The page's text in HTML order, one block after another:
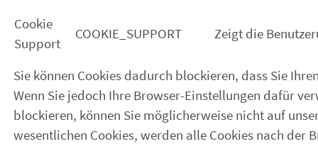
Cookie
Support
COOKIE_SUPPORT Zeigt die
Sie können Cookies dadurch blockieren, dass Sie
Wenn Sie jedoch Ihre Browser-Einstellungen dafür
blockieren, können Sie möglicherweise nicht auf
wesentlichen Cookies, werden alle Cookies nach der